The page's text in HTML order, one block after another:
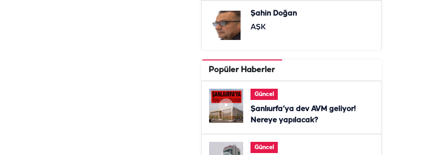
Şahin Doğan
AŞK
Popüler Haberler
Güncel
Şanlıurfa’ya dev AVM geliyor!
Nereye yapılacak?
Güncel